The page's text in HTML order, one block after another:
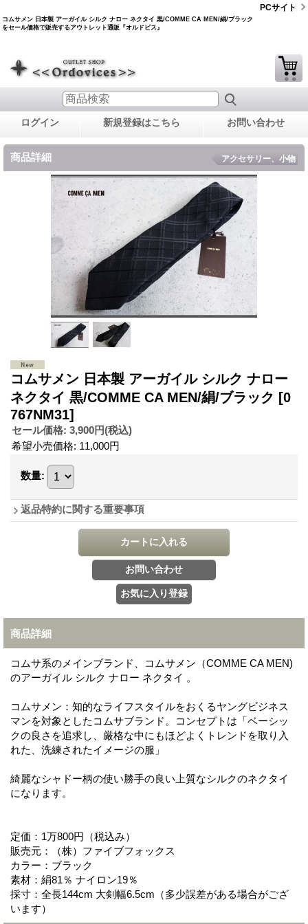
コムサメン 日本製 アーガイル シルク ナロー ネクタイ 黒/COMME CA MEN/絹/ブラック
をセール価格で販売するアウトレット通販『オルドビス』
PCサイト
ログイン 新規登録はこちら お問い合わせ
商品詳細 アクセサリー、小物
コムサメン 日本製 アーガイル シルク ナロー
ネクタイ 黒/COMME CA MEN/絹/ブラック [0
767NM31]
セール価格: 3,900円(税込)
希望小売価格: 11,000円
数量:
返品特約に関する重要事項
商品詳細
コムサ系のメインブランド、コムサメン（COMME CA MEN)
のアーガイル シルク ナロー ネクタイ 。
コムサメン：知的なライフスタイルをおくるヤングビジネス
マンを対象としたコムサブランド。コンセプトは「ベーシッ
クの良さを追求し、厳格な中にもほどよくトレンドを取り入
れた、洗練されたイメージの服」
綺麗なシャドー柄の使い勝手の良い上質なシルクのネクタイ
になります。
定価：1万800円（税込み）
販売元：（株）ファイブフォックス
カラー：ブラック
素材：絹81％ ナイロン19％
採寸：全長144cm 大剣幅6.5cm（多少誤差がある場合がござ
います）